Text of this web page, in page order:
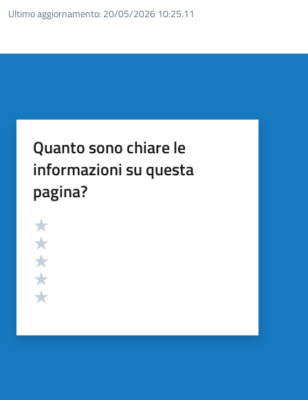
Ultimo aggiornamento: 20/05/2026 10:25.11
Quanto sono chiare le
informazioni su questa
pagina?
Valutazione